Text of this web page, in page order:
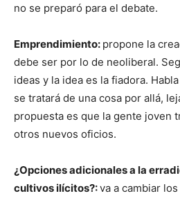
no se preparó para el debate.
Emprendimiento: propone la
debe ser por lo de neoliberal.
ideas y la idea es la fiadora.
se tratará de una cosa por allá,
propuesta es que la gente joven
otros nuevos oficios.
¿Opciones adicionales a la
cultivos ilícitos?:va a cambiar